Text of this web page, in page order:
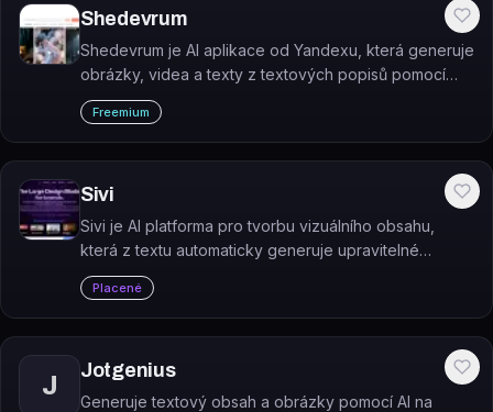
Shedevrum
Shedevrum je AI aplikace od Yandexu, která generuje
obrázky, videa a texty z textových popisů pomocí
vlastní neuronové sítě.
Freemium
Sivi
Sivi je AI platforma pro tvorbu vizuálního obsahu,
která z textu automaticky generuje upravitelné
bannery, reklamy a příspěvky na sociální sítě.
Placené
J
Jotgenius
Generuje textový obsah a obrázky pomocí AI na